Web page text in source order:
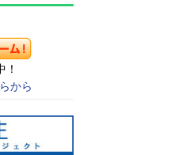
！
から